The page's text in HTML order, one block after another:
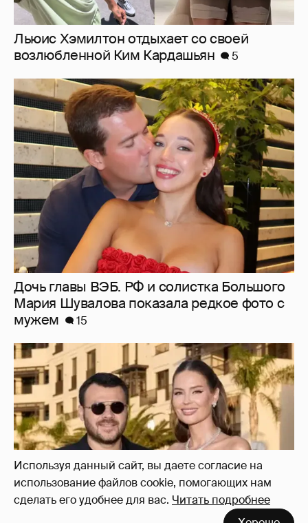
Используя данный сайт, вы даете согласие на
использование файлов cookie, помогающих нам
сделать его удобнее для вас. Читать подробнее
Дочь главы ВЭБ. РФ и солистка Большого
Мария Шувалова показала редкое фото с
мужем
15
"Я твой подарок". Эмин Агаларов
поздравил с днём рождения жену Алёну
Гаврилову
32